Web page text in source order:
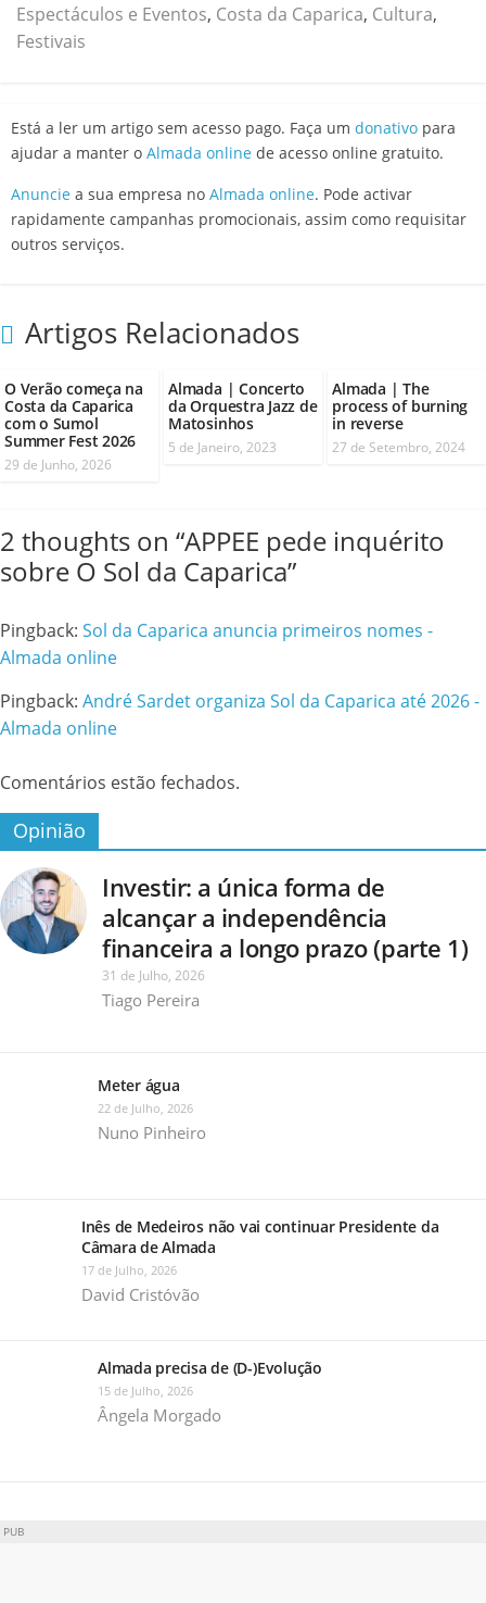
Espectáculos e Eventos, Costa da Caparica, Cultura,
Festivais
Está a ler um artigo sem acesso pago. Faça um donativo para
ajudar a manter o Almada online de acesso online gratuito.
Anuncie a sua empresa no Almada online. Pode activar
rapidamente campanhas promocionais, assim como requisitar
outros serviços.
Artigos Relacionados
O Verão começa na
Costa da Caparica
com o Sumol
Summer Fest 2026
29 de Junho, 2026
Almada | Concerto
da Orquestra Jazz de
Matosinhos
5 de Janeiro, 2023
Almada | The
process of burning
in reverse
27 de Setembro, 2024
2 thoughts on “APPEE pede inquérito
sobre O Sol da Caparica”
Pingback: Sol da Caparica anuncia primeiros nomes -
Almada online
Pingback: André Sardet organiza Sol da Caparica até 2026 -
Almada online
Comentários estão fechados.
Opinião
Investir: a única forma de
alcançar a independência
financeira a longo prazo (parte 1)
31 de Julho, 2026
Tiago Pereira
Meter água
22 de Julho, 2026
Nuno Pinheiro
Inês de Medeiros não vai continuar Presidente da
Câmara de Almada
17 de Julho, 2026
David Cristóvão
Almada precisa de (D-)Evolução
15 de Julho, 2026
Ângela Morgado
PUB